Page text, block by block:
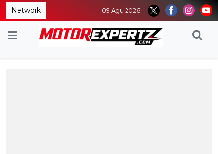
Network 09 Agu 2026